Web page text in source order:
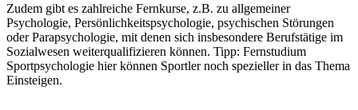
Zudem gibt es zahlreiche Fernkurse, z.B. zu allgemeiner
Psychologie, Persönlichkeitspsychologie, psychischen Störungen
oder Parapsychologie, mit denen sich insbesondere Berufstätige im
Sozialwesen weiterqualifizieren können. Tipp: Fernstudium
Sportpsychologie hier können Sportler noch spezieller in das Thema
Einsteigen.